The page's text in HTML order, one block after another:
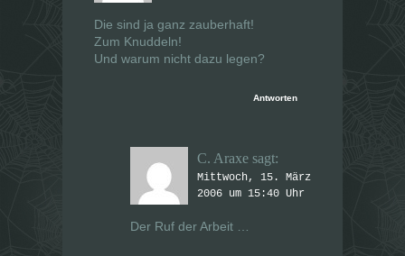
Die sind ja ganz zauberhaft!
Zum Knuddeln!
Und warum nicht dazu legen?
Antworten
C. Araxe sagt:
Mittwoch, 15. März
2006 um 15:40 Uhr
Der Ruf der Arbeit …